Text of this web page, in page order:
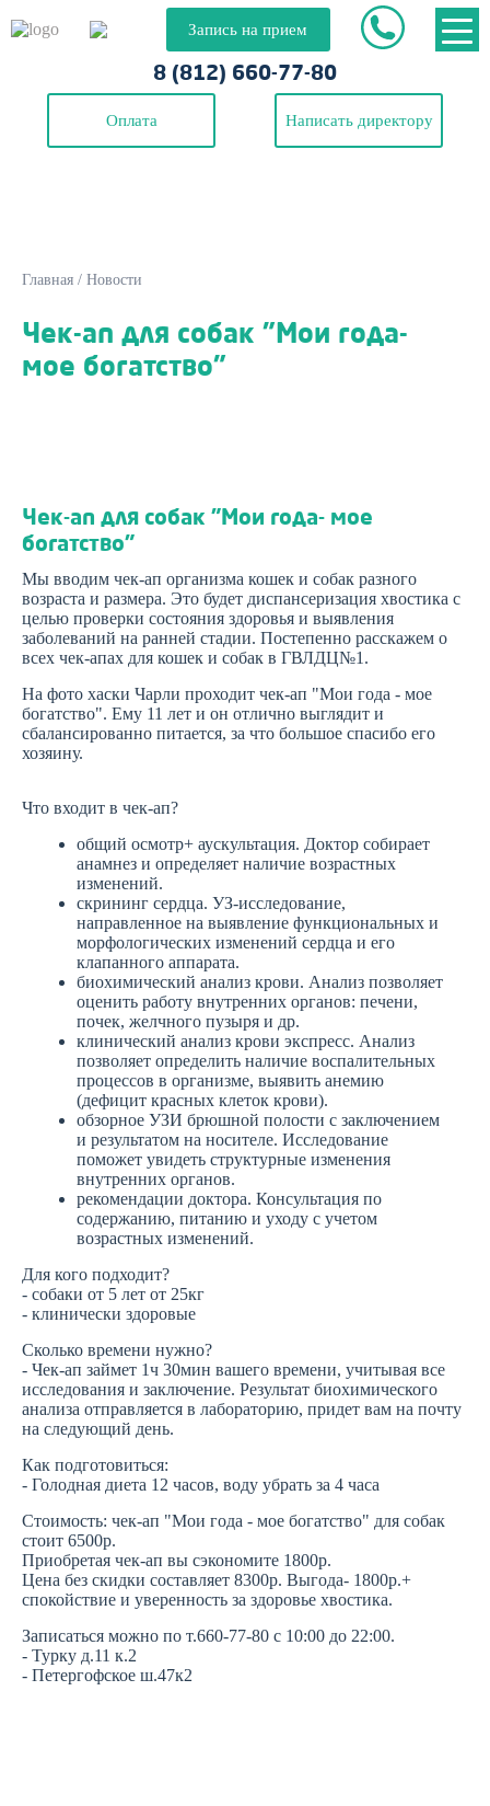
Оплата Написать директору
8 (812) 660-77-80
Запись на прием
Главная / Новости
Чек-ап для собак "Мои года-
мое богатство"
Чек-ап для собак "Мои года- мое
богатство"
Мы вводим чек-ап организма кошек и собак разного
возраста и размера. Это будет диспансеризация хвостика с
целью проверки состояния здоровья и выявления
заболеваний на ранней стадии. Постепенно расскажем о
всех чек-апах для кошек и собак в ГВЛДЦ№1.
На фото хаски Чарли проходит чек-ап "Мои года - мое
богатство". Ему 11 лет и он отлично выглядит и
сбалансированно питается, за что большое спасибо его
хозяину.
Что входит в чек-ап?
общий осмотр+ аускультация. Доктор собирает
анамнез и определяет наличие возрастных
изменений.
скрининг сердца. УЗ-исследование,
направленное на выявление функциональных и
морфологических изменений сердца и его
клапанного аппарата.
биохимический анализ крови. Анализ позволяет
оценить работу внутренних органов: печени,
почек, желчного пузыря и др.
клинический анализ крови экспресс. Анализ
позволяет определить наличие воспалительных
процессов в организме, выявить анемию
(дефицит красных клеток крови).
обзорное УЗИ брюшной полости с заключением
и результатом на носителе. Исследование
поможет увидеть структурные изменения
внутренних органов.
рекомендации доктора. Консультация по
содержанию, питанию и уходу с учетом
возрастных изменений.
Для кого подходит?
- собаки от 5 лет от 25кг
- клинически здоровые
Сколько времени нужно?
- Чек-ап займет 1ч 30мин вашего времени, учитывая все
исследования и заключение. Результат биохимического
анализа отправляется в лабораторию, придет вам на почту
на следующий день.
Как подготовиться:
- Голодная диета 12 часов, воду убрать за 4 часа
Стоимость: чек-ап "Мои года - мое богатство" для собак
стоит 6500р.
Приобретая чек-ап вы сэкономите 1800р.
Цена без скидки составляет 8300р. Выгода- 1800р.+
спокойствие и уверенность за здоровье хвостика.
Записаться можно по т.660-77-80 с 10:00 до 22:00.
- Турку д.11 к.2
- Петергофское ш.47к2